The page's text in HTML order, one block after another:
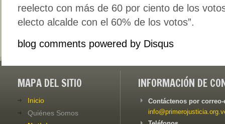
reelecto con más de 60 por ciento de los
electo alcalde con el 60% de los votos”.
blog comments powered by Disqus
MAPA DEL SITIO
Inicio
Quiénes Somos
INFORMACIÓN DE
Contáctenos por